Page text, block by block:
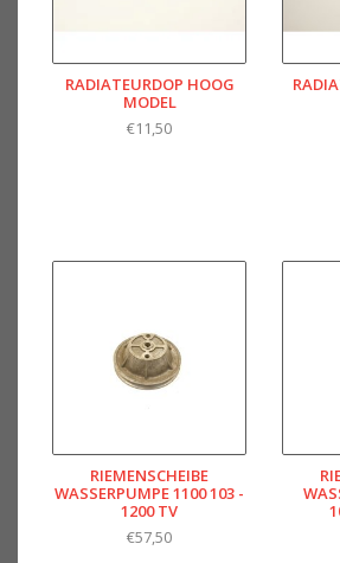
RADIATEURDOP HOOG
MODEL
€11,50
RIEMENSCHEIBE
WASSERPUMPE 1100 103 -
1200 TV
€57,50